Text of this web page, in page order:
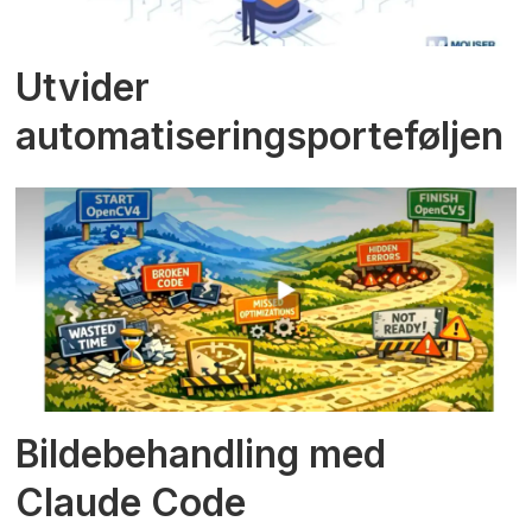
Utvider
automatiseringsporteføljen
Bildebehandling med
Claude Code